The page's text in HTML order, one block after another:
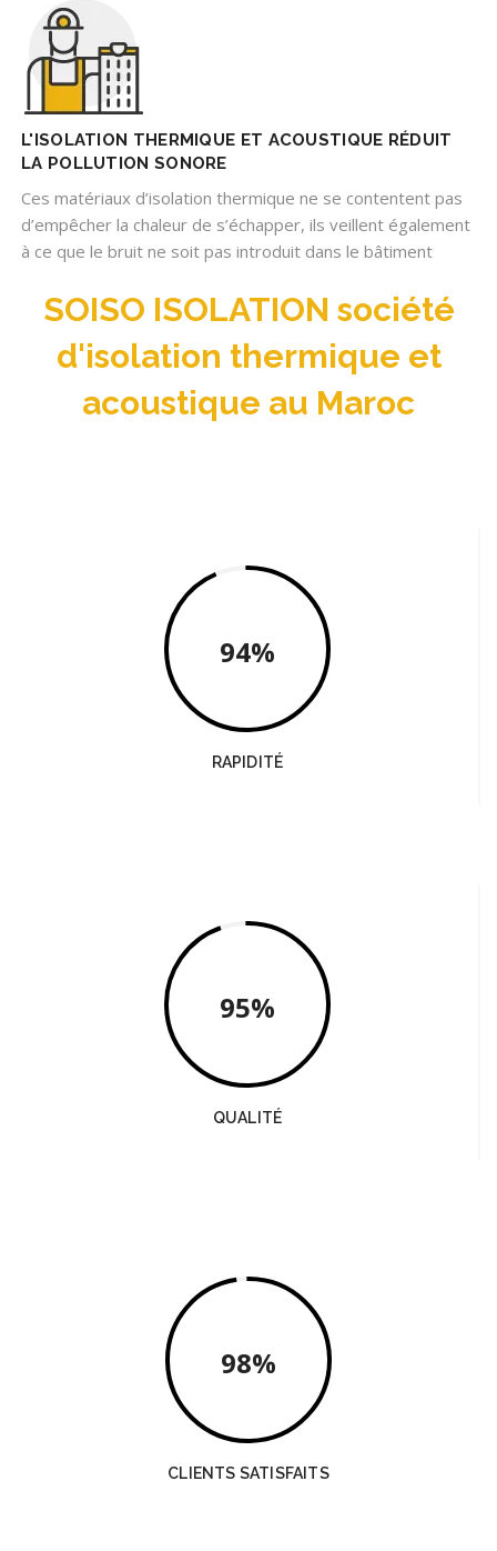
L'ISOLATION THERMIQUE ET ACOUSTIQUE RÉDUIT
LA POLLUTION SONORE
Ces matériaux d’isolation thermique ne se contentent pas
d’empêcher la chaleur de s’échapper, ils veillent également
à ce que le bruit ne soit pas introduit dans le bâtiment
SOISO ISOLATION société
d'isolation thermique et
acoustique au Maroc
94
RAPIDITÉ
95
QUALITÉ
98
CLIENTS SATISFAITS